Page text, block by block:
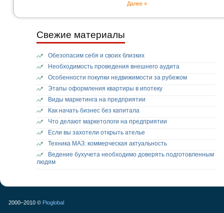
Далее »
Свежие материалы
Обезопасим себя и своих близких
Необходимость проведения внешнего аудита
Особенности покупки недвижимости за рубежом
Этапы оформления квартиры в ипотеку
Виды маркетинга на предприятии
Как начать бизнес без капитала
Что делают маркетологи на предприятии
Если вы захотели открыть ателье
Техника МАЗ: коммерческая актуальность
Ведение бухучета необходимо доверять подготовленным
людям
2000–2010 © Pioglobal